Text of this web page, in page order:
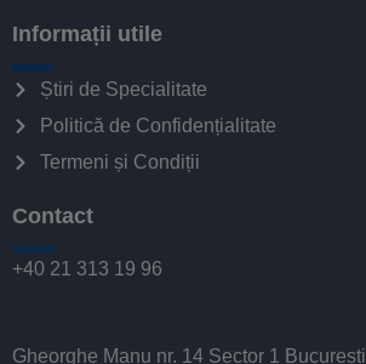
Informații utile
Știri de Specialitate
Politică de Confidențialitate
Termeni și Condiții
Contact
+40 21 313 19 96
Gheorghe Manu nr. 14 Sector 1 București